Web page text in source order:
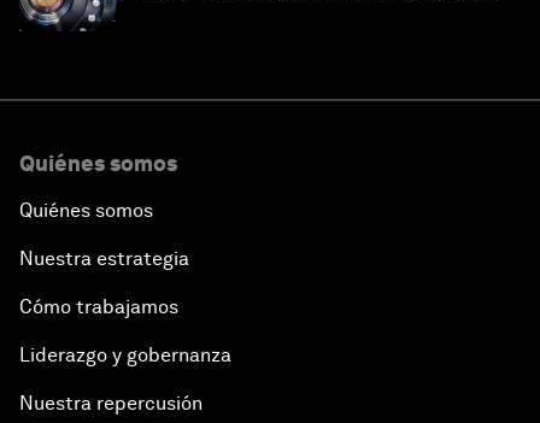
Quiénes somos
Quiénes somos
Nuestra estrategia
Cómo trabajamos
Liderazgo y gobernanza
Nuestra repercusión